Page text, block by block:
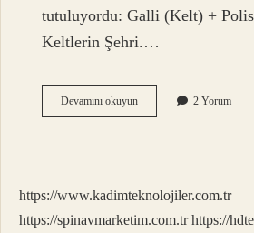
tutuluyordu: Galli (Kelt) +
Keltlerin Şehri.…
Devamını okuyunGelibolu
Kime
2 Yorum
https://www.kadimteknolojiler.com.tr
https://spinavmarketim.com.tr https://